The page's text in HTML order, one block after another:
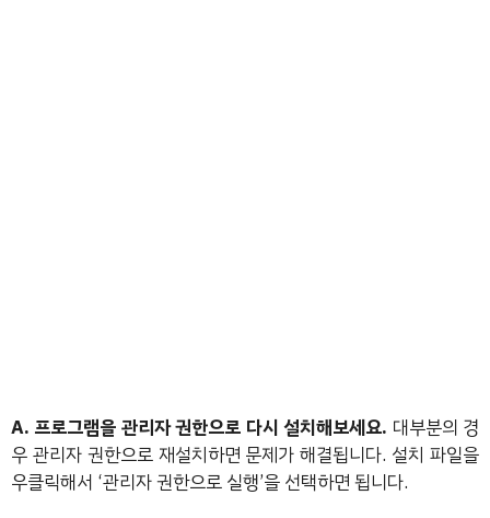
A. 프로그램을 관리자 권한으로 다시 설치해보세요. 대부분의 경
우 관리자 권한으로 재설치하면 문제가 해결됩니다. 설치 파일을
우클릭해서 ‘관리자 권한으로 실행’을 선택하면 됩니다.